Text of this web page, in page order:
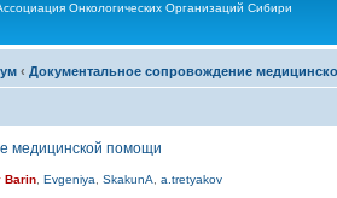
Онкологических Организаций Сибири
‹ Документальное сопровождение
медицинской помощи
Barin Evgeniya SkakunA a.tretyakov